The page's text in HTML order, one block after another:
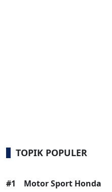
TOPIK POPULER
#1 Motor Sport Honda